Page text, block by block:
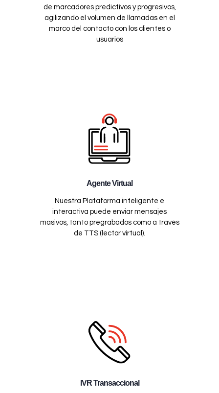
de marcadores predictivos y progresivos,
agilizando el volumen de llamadas en el
marco del contacto con los clientes o
usuarios
Agente Virtual
Nuestra Plataforma inteligente e
interactiva puede enviar mensajes
masivos, tanto pregrabados como a través
de TTS (lector virtual).
IVR Transaccional